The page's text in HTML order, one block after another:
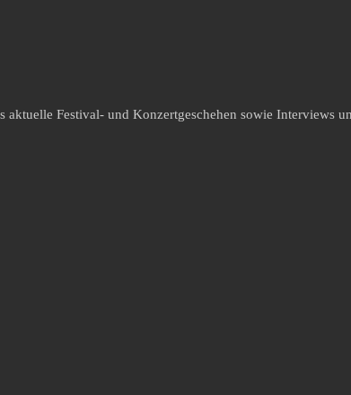
Festival- und Konzertgeschehen sowie Interviews